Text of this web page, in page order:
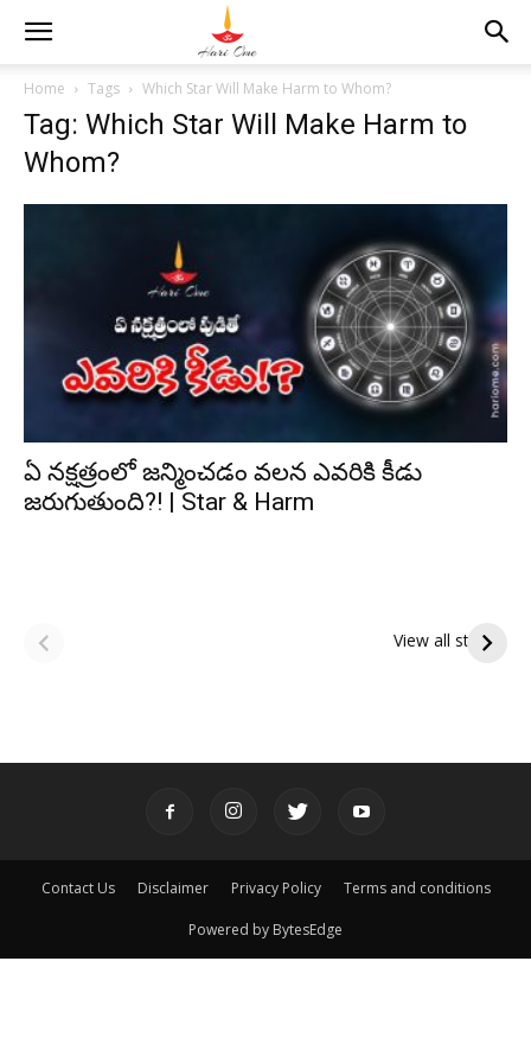
Home Tags Which Star Will Make Harm to Whom?
Tag: Which Star Will Make Harm to
Whom?
ఏ నక్షత్రంలో జన్మించడం వలన ఎవరికి కీడు
జరుగుతుంది?! | Star & Harm
View all stories
పితృదేవతల ఆశీర్వాదం
ఇంద్రకీలాద్రి గిరి ప్రదక్షిణ
Contact Us Disclaimer Privacy Policy Terms and conditions
Powered by BytesEdge